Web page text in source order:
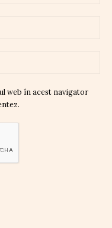
web în acest navigator